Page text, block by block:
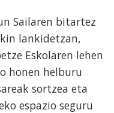
Sailaren bitartez
lankidetzan,
Eskolaren lehen
honen helburu
sortzea eta
espazio seguru